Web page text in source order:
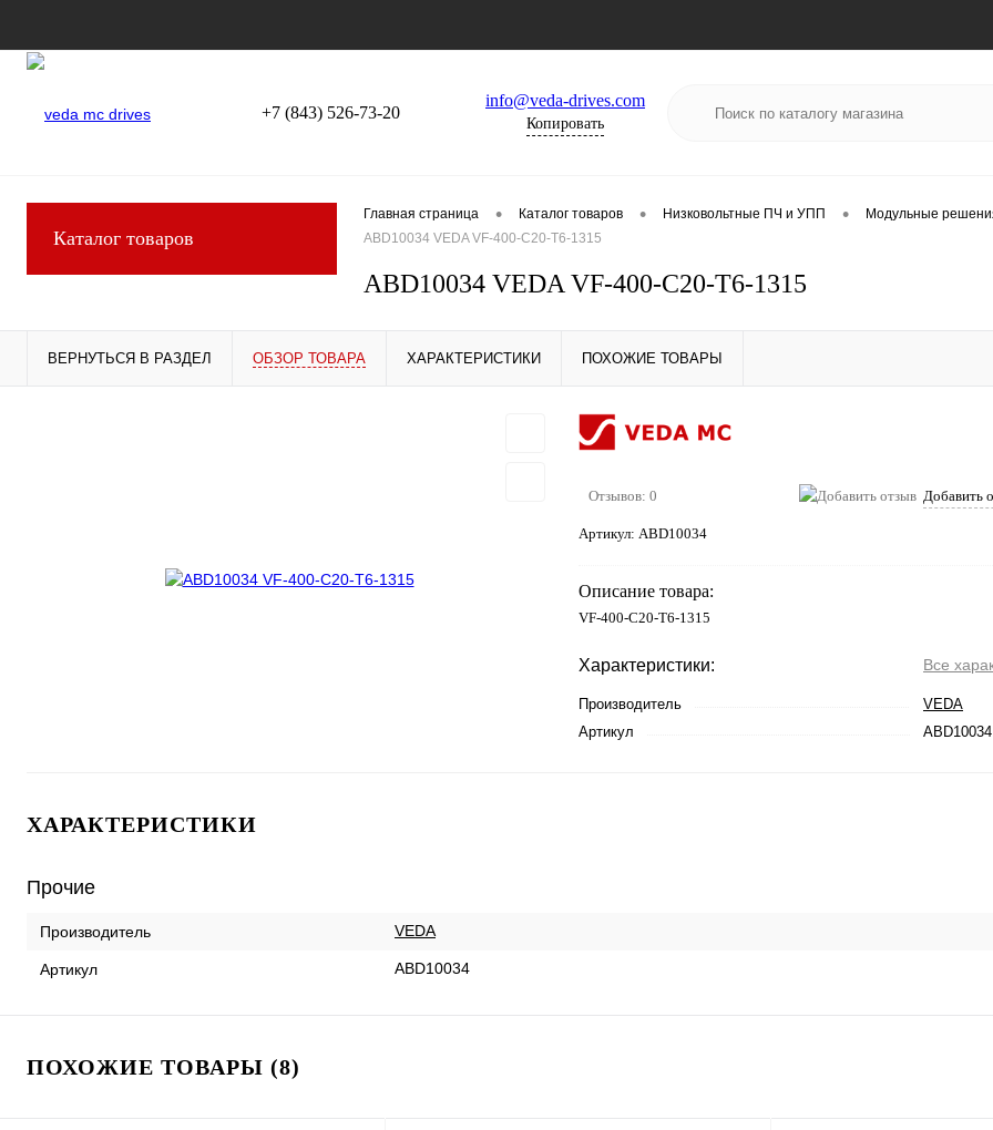
+7 (843) 526-73-20
info@veda-drives.com
Копировать
Каталог товаров
Главная страница • Каталог товаров • Низковольтные ПЧ и УПП •
Модульные
ABD10034 VEDA VF-400-C20-T6-1315
ABD10034 VEDA VF-400-C20-T6-1315
ВЕРНУТЬСЯ В РАЗДЕЛ ОБЗОР ТОВАРА ХАРАКТЕРИСТИКИ ПОХОЖИЕ ТОВАРЫ
Отзывов: 0 Добавить
Артикул: ABD10034
Описание товара:
VF-400-C20-T6-1315
Характеристики: Все
Производитель
VEDA
Артикул
ABD10034
ХАРАКТЕРИСТИКИ
Прочие
Производитель VEDA
Артикул ABD10034
ПОХОЖИЕ ТОВАРЫ (8)